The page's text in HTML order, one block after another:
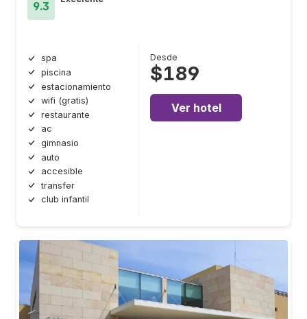
9.3
spa
piscina
estacionamiento
wifi (gratis)
restaurante
ac
gimnasio
auto
accesible
transfer
club infantil
Desde
$189
Ver hotel